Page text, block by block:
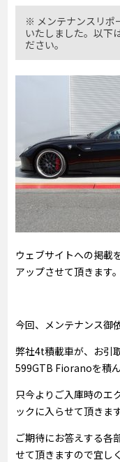
※ メンテナンスリポ
いたしました。以下
ださい。
ウェブサイトへの掲載
アップさせて頂きます。
今回、メンテナンス御
弊社4t積載車が、お引
599GTB Fioranoを積
只今よりご入庫時のエ
ックに入らせて頂きます
ご期待にお答えする各
せて頂きますので宜し